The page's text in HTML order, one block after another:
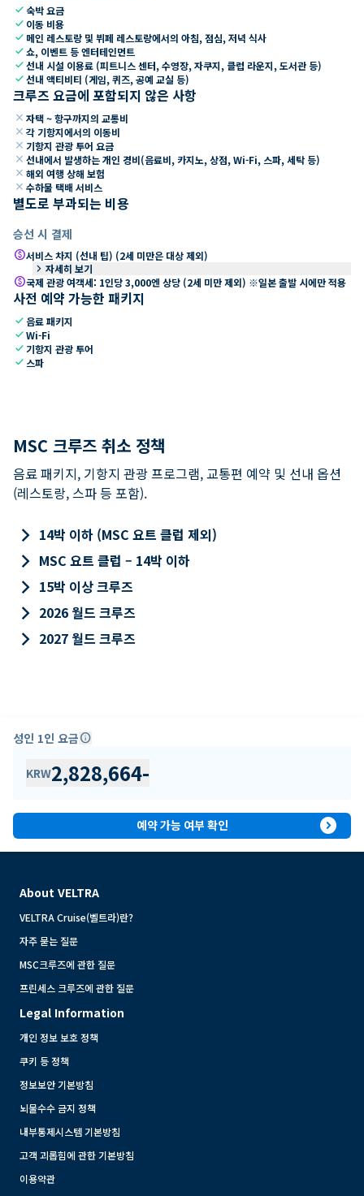
check숙박 요금
check 이동 비용
check 메인 레스토랑 및 뷔페 레스토랑에서의 아침, 점심, 저녁 식사
check쇼, 이벤트 등 엔터테인먼트
check선내 시설 이용료 (피트니스 센터, 수영장, 자쿠지, 클럽 라운지, 도서관 등)
check선내 액티비티 (게임, 퀴즈, 공예 교실 등)
크루즈 요금에 포함되지 않은 사항
close 자택 ~ 항구까지의 교통비
close 각 기항지에서의 이동비
close 기항지 관광 투어 요금
close 선내에서 발생하는 개인 경비(음료비, 카지노, 상점, Wi-Fi, 스파, 세탁 등)
close 해외 여행 상해 보험
close 수하물 택배 서비스
별도로 부과되는 비용
승선 시 결제
paid서비스 차지 (선내 팁) (2세 미만은 대상 제외)
keyboard_arrow_right 자세히 보기
paid국제 관광 여객세: 1인당 3,000엔 상당 (2세 미만 제외) ※일본 출발 시에만 적용
사전 예약 가능한 패키지
check 음료 패키지
checkWi-Fi
check 기항지 관광 투어
check 스파
MSC 크루즈 취소 정책
음료 패키지, 기항지 관광 프로그램, 교통편 예약 및 선내 옵션
(레스토랑, 스파 등 포함).
keyboard_arrow_right 14박 이하 (MSC 요트 클럽 제외)
keyboard_arrow_right MSC 요트 클럽 – 14박 이하
keyboard_arrow_right 15박 이상 크루즈
keyboard_arrow_right 2026 월드 크루즈
keyboard_arrow_right 2027 월드 크루즈
성인 1인 요금info
KRW2,828,664-
예약 가능 여부 확인 expand_circle_right
About VELTRA
VELTRA Cruise(벨트라)란?
자주 묻는 질문
MSC크루즈에 관한 질문
프린세스 크루즈에 관한 질문
Legal Information
개인 정보 보호 정책
쿠키 등 정책
정보보안 기본방침
뇌물수수 금지 정책
내부통제시스템 기본방침
고객 괴롭힘에 관한 기본방침
이용약관